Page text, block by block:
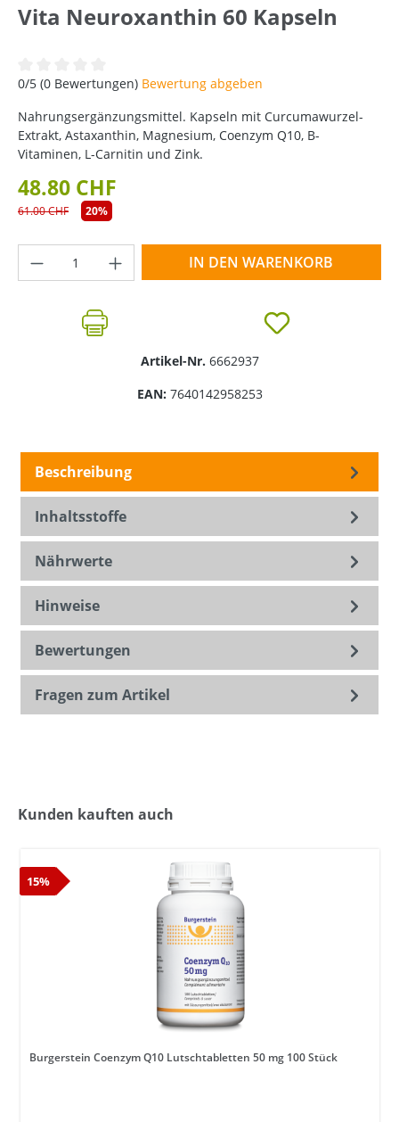
Vita Neuroxanthin 60 Kapseln
Durchschnittliche Bewertung von 0 von 5 Sternen
0/5 (0 Bewertungen) Bewertung abgeben
Nahrungsergänzungsmittel. Kapseln mit Curcumawurzel-
Extrakt, Astaxanthin, Magnesium, Coenzym Q10, B-
Vitaminen, L-Carnitin und Zink.
48.80 CHF
61.00 CHF 20%
Produkt Anzahl: Gib den gewünschten
IN DEN WARENKORB
Artikel-Nr. 6662937
EAN: 7640142958253
Beschreibung
Inhaltsstoffe
Nährwerte
Hinweise
Bewertungen
Fragen zum Artikel
Kunden kauften auch
15%
Burgerstein Coenzym Q10 Lutschtabletten 50 mg 100 Stück